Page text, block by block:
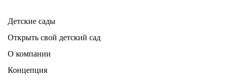
Детские сады
Открыть свой детский сад
О компании
Концепция